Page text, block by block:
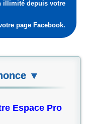
illimité depuis votre
page Facebook.
▼
Espace Pro